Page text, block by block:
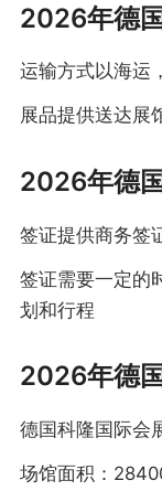
2026年德
运输方式以海运
展品提供送达展
2026年德
签证提供商务签
签证需要一定的
划和行程
2026年德
德国科隆国际会
场馆面积：